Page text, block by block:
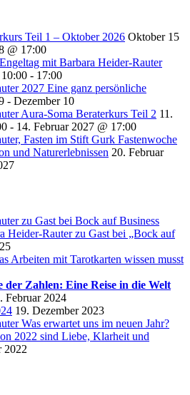
Teil 1 – Oktober 2026 Oktober 15
@ 17:00
Engeltag mit Barbara Heider-Rauter
- 17:00
2027 Eine ganz persönliche
- Dezember 10
Aura-Soma Beraterkurs Teil 2 11.
- 14. Februar 2027 @ 17:00
Fastenwoche
und Naturerlebnissen 20. Februar
Heider-Rauter zu Gast bei „Bock auf
Arbeiten mit Tarotkarten wissen musst
der Zahlen: Eine Reise in die Welt
Februar 2024
19. Dezember 2023
Was erwartet uns im neuen Jahr?
2022 sind Liebe, Klarheit und
2022